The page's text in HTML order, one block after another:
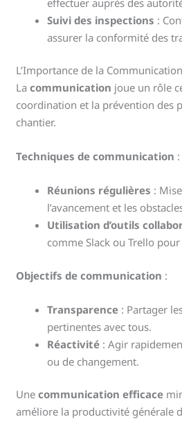
Suivi des inspections :
assurer la conformité des
L’Importance de la Communication
Lacommunication joue un rôle
coordination et la prévention des
chantier.
Techniques de communication :
Réunions régulières :
l’avancement et les
Utilisation d’outils
comme Slack ou Trello
Objectifs de communication :
Transparence : Partager
pertinentes avec tous.
Réactivité : Agir
ou de changement.
Unecommunication efficace
améliore la productivité générale